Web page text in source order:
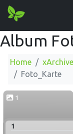
Album
Home xArchive
Foto_Karte
1
1